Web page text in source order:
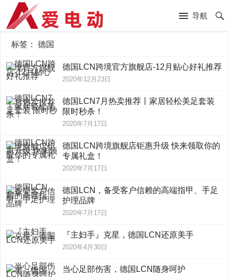
导航
标签：德国
德国LCN跨境官方旗舰店-12月贴心好礼推荐
2020年12月23日
德国LCN7月热卖推荐丨家居轻松美足套装
限时秒杀！
2020年7月17日
德国LCN跨境旗舰店钜惠升级 快来领取你的
专属礼盒！
2020年7月17日
德国LCN，备受客户信赖的高端指甲、手足
护理品牌
2020年7月17日
『主妇手』克星，德国LCN还原美手
2020年4月30日
当心足部伤害，德国LCN随身呵护